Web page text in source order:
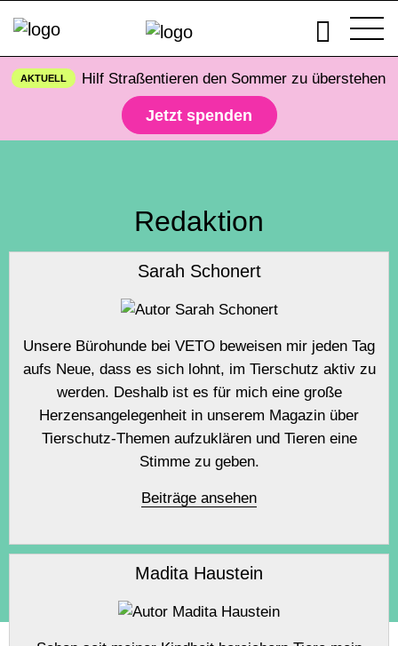
AKTUELL Hilf Straßentieren den Sommer zu überstehen
Jetzt spenden
Redaktion
Sarah Schonert
Unsere Bürohunde bei VETO beweisen mir jeden Tag
aufs Neue, dass es sich lohnt, im Tierschutz aktiv zu
werden. Deshalb ist es für mich eine große
Herzensangelegenheit in unserem Magazin über
Tierschutz-Themen aufzuklären und Tieren eine
Stimme zu geben.
Beiträge ansehen
Madita Haustein